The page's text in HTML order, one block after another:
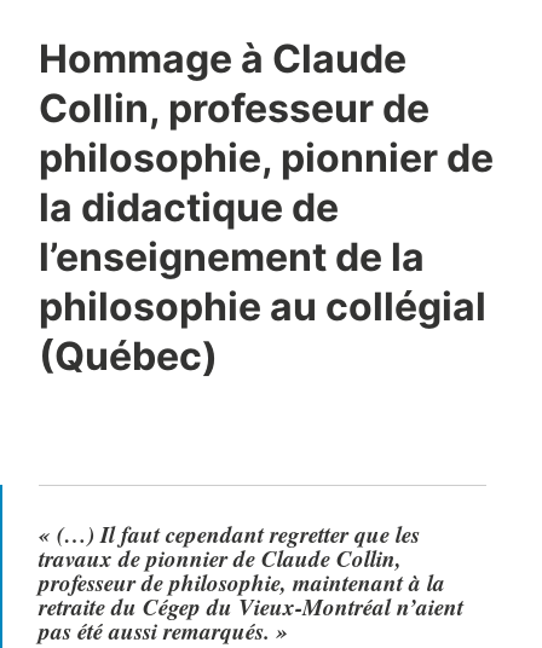
Hommage à Claude
Collin, professeur de
philosophie, pionnier de
la didactique de
l’enseignement de la
philosophie au collégial
(Québec)
« (…) Il faut cependant regretter que les
travaux de pionnier de Claude Collin,
professeur de philosophie, maintenant à la
retraite du Cégep du Vieux-Montréal n’aient
pas été aussi remarqués. »